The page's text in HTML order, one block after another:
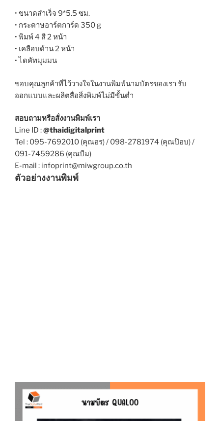
• ขนาดสำเร็จ 9*5.5 ซม.
• กระดาษอาร์ตการ์ด 350 g
• พิมพ์ 4 สี 2 หน้า
• เคลือบด้าน 2 หน้า
• ไดคัทมุมมน
ขอบคุณลูกค้าที่ไว้วางใจในงานพิมพ์นามบัตรของเรา รับ
ออกแบบและผลิตสื่อสิ่งพิมพ์ไม่มีขั้นต่ำ
สอบถามหรือสั่งงานพิมพ์เรา
Line ID :@thaidigitalprint
Tel : 095-7692010 (คุณอร) / 098-2781974 (คุณป๊อบ) /
091-7459286 (คุณบีม)
E-mail : infoprint@miwgroup.co.th
ตัวอย่างงานพิมพ์